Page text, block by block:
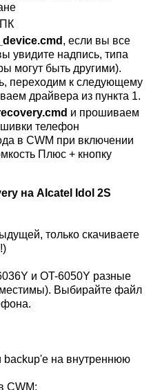
, если вы все
увидите надпись, типа
могут быть другими).
переходим к следующему
драйвера из пункта 1.
и прошиваем
телефон
в CWM при включении
Плюс + кнопку
на Alcatel Idol 2S
только скачиваете
и OT-6050Y разные
Выбирайте файл
backup'е на внутреннюю
CWM: